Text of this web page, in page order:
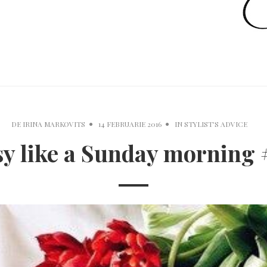
DE IRINA MARKOVITS 14 FEBRUARIE 2016 IN STYLIST'S ADVICE
like a Sunday morning